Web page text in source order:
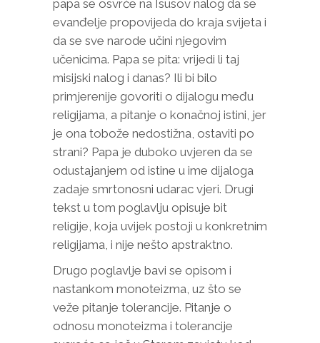
papa se osvrće na Isusov nalog da se
evanđelje propovijeda do kraja svijeta i
da se sve narode učini njegovim
učenicima. Papa se pita: vrijedi li taj
misijski nalog i danas? Ili bi bilo
primjerenije govoriti o dijalogu među
religijama, a pitanje o konačnoj istini, jer
je ona tobože nedostižna, ostaviti po
strani? Papa je duboko uvjeren da se
odustajanjem od istine u ime dijaloga
zadaje smrtonosni udarac vjeri. Drugi
tekst u tom poglavlju opisuje bit
religije, koja uvijek postoji u konkretnim
religijama, i nije nešto apstraktno.
Drugo poglavlje bavi se opisom i
nastankom monoteizma, uz što se
veže pitanje tolerancije. Pitanje o
odnosu monoteizma i tolerancije